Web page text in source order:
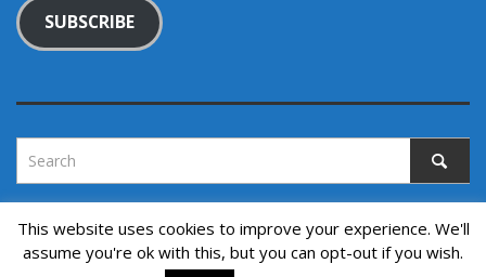
SUBSCRIBE
Copyright © 2022. All rights reserved.
This website uses cookies to improve your experience. We'll
assume you're ok with this, but you can opt-out if you wish.